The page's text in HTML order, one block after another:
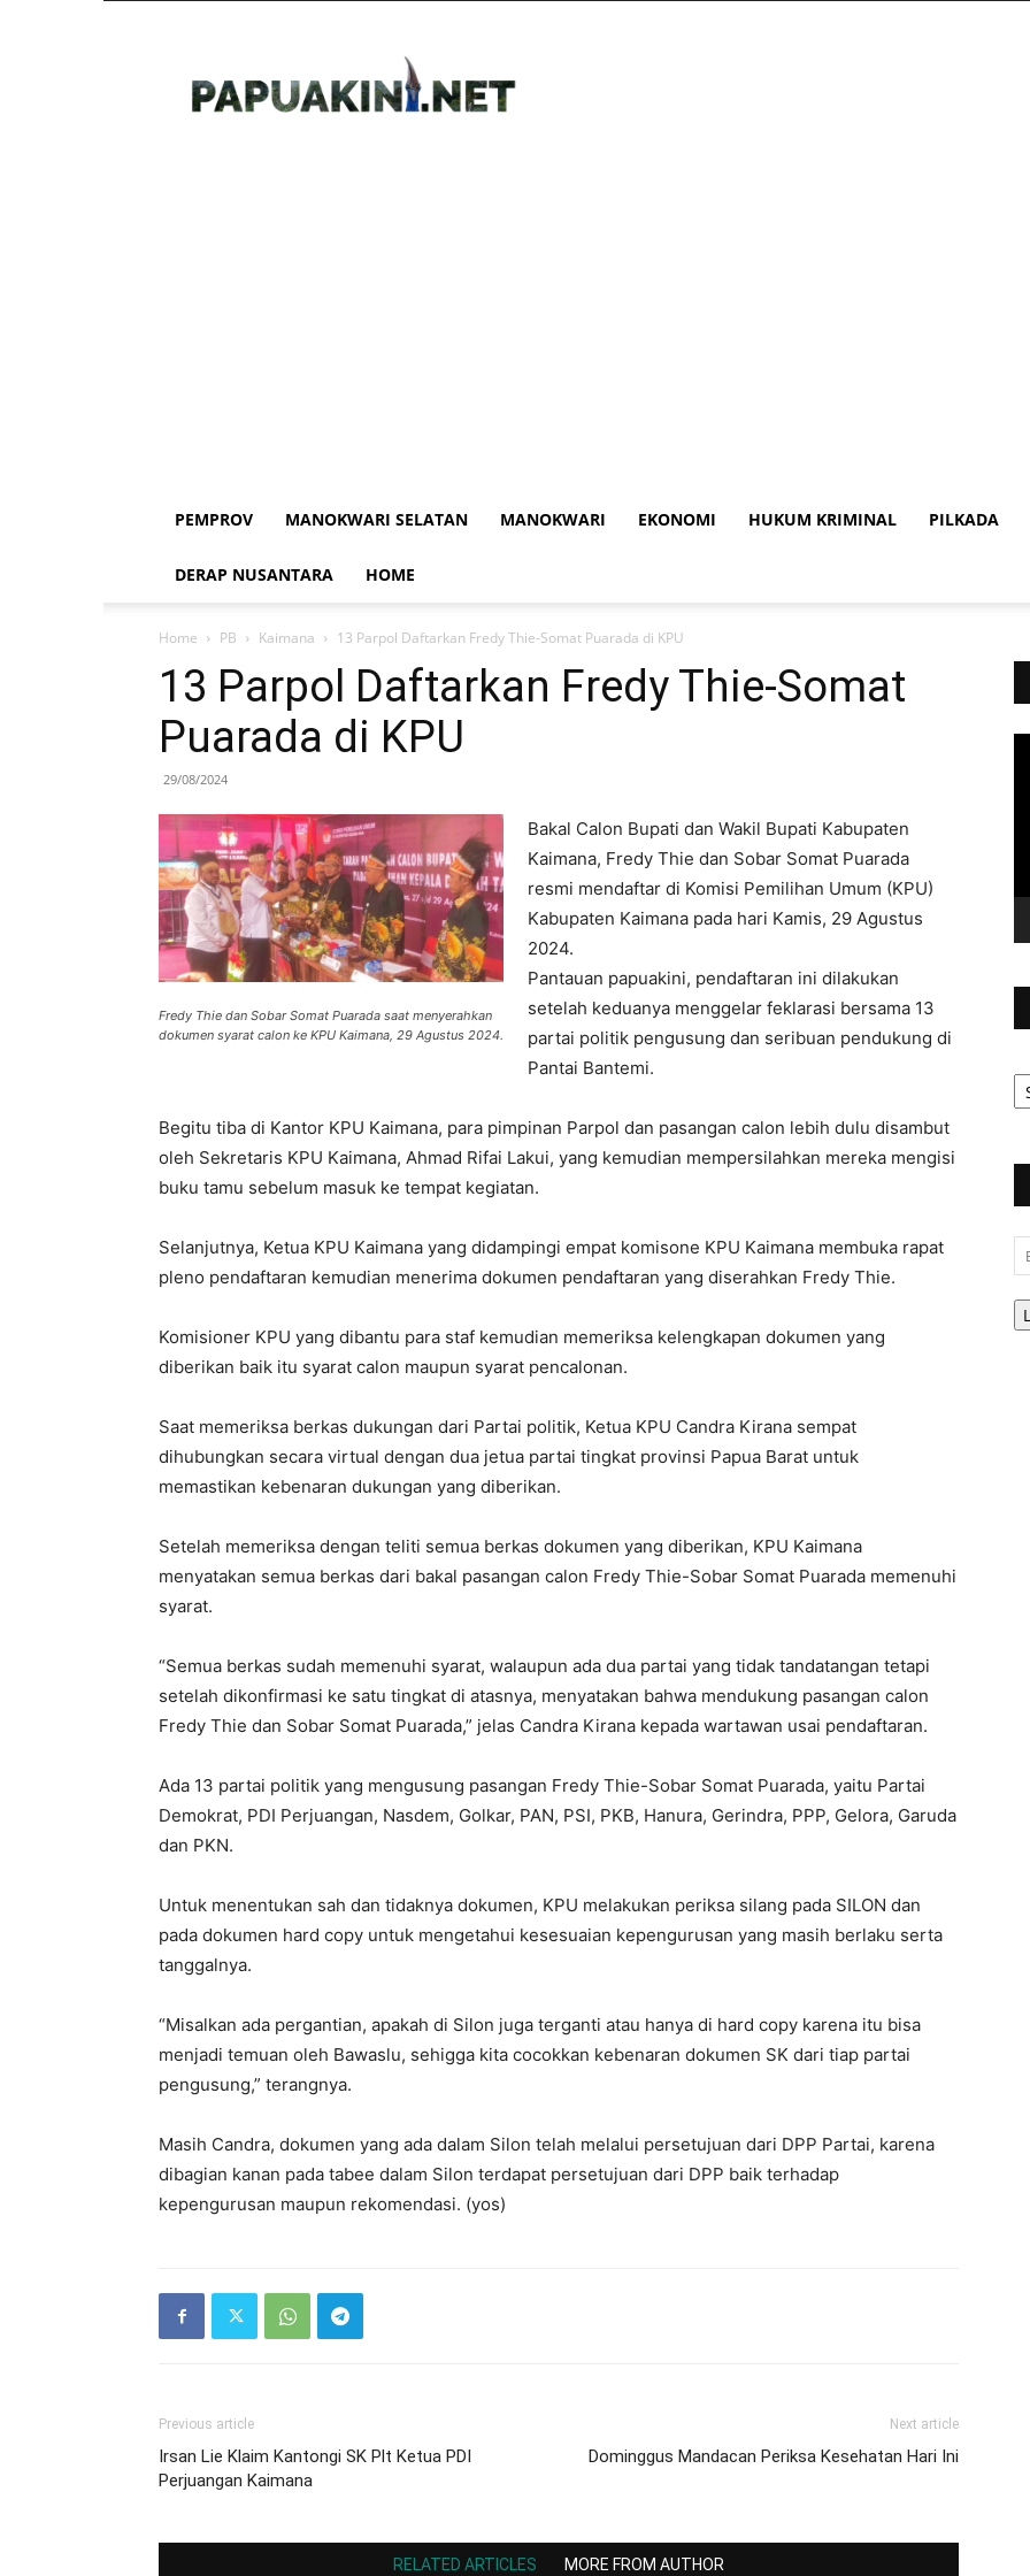
PEMPROV MANOKWARI SELATAN MANOKWARI EKONOMI HUKUM KRIMINAL PILKADA
DERAP NUSANTARA HOME
Home PB Kaimana 13 Parpol Daftarkan Fredy Thie-Somat Puarada di KPU
13 Parpol Daftarkan Fredy Thie-Somat
Puarada di KPU
29/08/2024
Fredy Thie dan Sobar Somat Puarada saat menyerahkan
dokumen syarat calon ke KPU Kaimana, 29 Agustus 2024.
Bakal Calon Bupati dan Wakil Bupati Kabupaten
Kaimana, Fredy Thie dan Sobar Somat Puarada
resmi mendaftar di Komisi Pemilihan Umum (KPU)
Kabupaten Kaimana pada hari Kamis, 29 Agustus
2024.
Pantauan papuakini, pendaftaran ini dilakukan
setelah keduanya menggelar feklarasi bersama 13
partai politik pengusung dan seribuan pendukung di
Pantai Bantemi.
Begitu tiba di Kantor KPU Kaimana, para pimpinan Parpol dan pasangan calon lebih dulu disambut
oleh Sekretaris KPU Kaimana, Ahmad Rifai Lakui, yang kemudian mempersilahkan mereka mengisi
buku tamu sebelum masuk ke tempat kegiatan.
Selanjutnya, Ketua KPU Kaimana yang didampingi empat komisone KPU Kaimana membuka rapat
pleno pendaftaran kemudian menerima dokumen pendaftaran yang diserahkan Fredy Thie.
Komisioner KPU yang dibantu para staf kemudian memeriksa kelengkapan dokumen yang
diberikan baik itu syarat calon maupun syarat pencalonan.
Saat memeriksa berkas dukungan dari Partai politik, Ketua KPU Candra Kirana sempat
dihubungkan secara virtual dengan dua jetua partai tingkat provinsi Papua Barat untuk
memastikan kebenaran dukungan yang diberikan.
Setelah memeriksa dengan teliti semua berkas dokumen yang diberikan, KPU Kaimana
menyatakan semua berkas dari bakal pasangan calon Fredy Thie-Sobar Somat Puarada memenuhi
syarat.
“Semua berkas sudah memenuhi syarat, walaupun ada dua partai yang tidak tandatangan tetapi
setelah dikonfirmasi ke satu tingkat di atasnya, menyatakan bahwa mendukung pasangan calon
Fredy Thie dan Sobar Somat Puarada,” jelas Candra Kirana kepada wartawan usai pendaftaran.
Ada 13 partai politik yang mengusung pasangan Fredy Thie-Sobar Somat Puarada, yaitu Partai
Demokrat, PDI Perjuangan, Nasdem, Golkar, PAN, PSI, PKB, Hanura, Gerindra, PPP, Gelora, Garuda
dan PKN.
Untuk menentukan sah dan tidaknya dokumen, KPU melakukan periksa silang pada SILON dan
pada dokumen hard copy untuk mengetahui kesesuaian kepengurusan yang masih berlaku serta
tanggalnya.
“Misalkan ada pergantian, apakah di Silon juga terganti atau hanya di hard copy karena itu bisa
menjadi temuan oleh Bawaslu, sehigga kita cocokkan kebenaran dokumen SK dari tiap partai
pengusung,” terangnya.
Masih Candra, dokumen yang ada dalam Silon telah melalui persetujuan dari DPP Partai, karena
dibagian kanan pada tabee dalam Silon terdapat persetujuan dari DPP baik terhadap
kepengurusan maupun rekomendasi. (yos)
Previous article
Irsan Lie Klaim Kantongi SK Plt Ketua PDI
Perjuangan Kaimana
Next article
Dominggus Mandacan Periksa Kesehatan Hari Ini
RELATED ARTICLES MORE FROM AUTHOR